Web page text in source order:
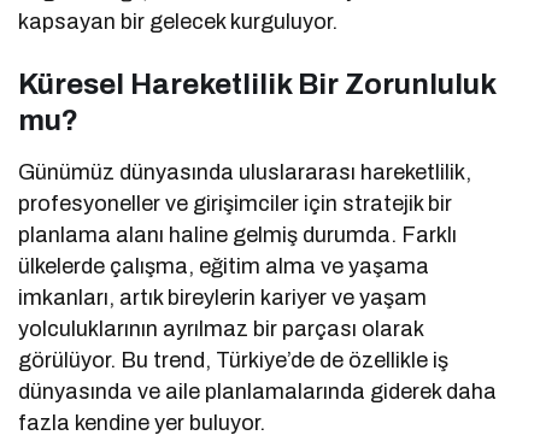
kapsayan bir gelecek kurguluyor.
Küresel Hareketlilik Bir Zorunluluk
mu?
Günümüz dünyasında uluslararası hareketlilik,
profesyoneller ve girişimciler için stratejik bir
planlama alanı haline gelmiş durumda. Farklı
ülkelerde çalışma, eğitim alma ve yaşama
imkanları, artık bireylerin kariyer ve yaşam
yolculuklarının ayrılmaz bir parçası olarak
görülüyor. Bu trend, Türkiye’de de özellikle iş
dünyasında ve aile planlamalarında giderek daha
fazla kendine yer buluyor.